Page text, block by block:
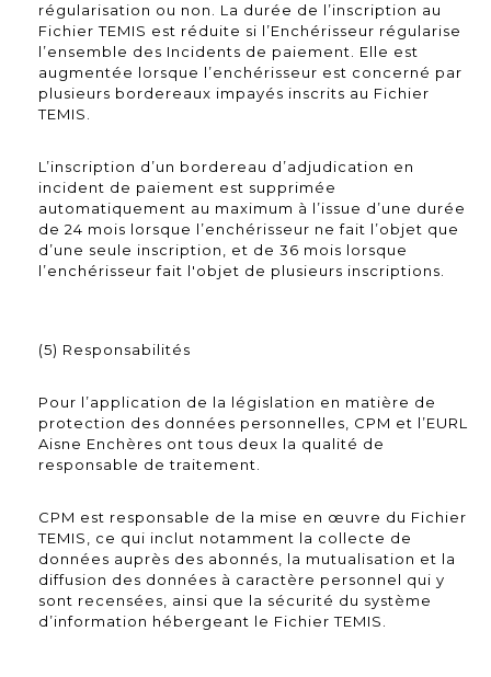
régularisation ou non. La durée de l’inscription au
Fichier TEMIS est réduite si l’Enchérisseur régularise
l’ensemble des Incidents de paiement. Elle est
augmentée lorsque l’enchérisseur est concerné par
plusieurs bordereaux impayés inscrits au Fichier
TEMIS.
L’inscription d’un bordereau d’adjudication en
incident de paiement est supprimée
automatiquement au maximum à l’issue d’une durée
de 24 mois lorsque l’enchérisseur ne fait l’objet que
d’une seule inscription, et de 36 mois lorsque
l’enchérisseur fait l'objet de plusieurs inscriptions.
(5) Responsabilités
Pour l’application de la législation en matière de
protection des données personnelles, CPM et l’EURL
Aisne Enchères ont tous deux la qualité de
responsable de traitement.
CPM est responsable de la mise en œuvre du Fichier
TEMIS, ce qui inclut notamment la collecte de
données auprès des abonnés, la mutualisation et la
diffusion des données à caractère personnel qui y
sont recensées, ainsi que la sécurité du système
d’information hébergeant le Fichier TEMIS.